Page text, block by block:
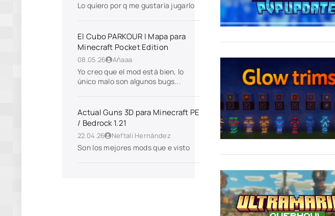
Lo quiero por q me gustaría jugarlo
El Cubo PARKOUR | Mapa para
Minecraft Pocket Edition
08.05.26 Añaaa
Yo creo que el mod está bien, lo
único malo son algunos bugs...
Actual Guns 3D para Minecraft PE
/ Bedrock 1.21
22.04.26 Neftali Hernández
Son los mejores mods que e visto